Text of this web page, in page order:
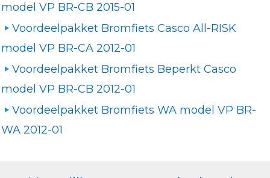
model VP BR-CB 2015-01
Voordeelpakket Bromfiets Casco All-RISK
model VP BR-CA 2012-01
Voordeelpakket Bromfiets Beperkt Casco
model VP BR-CB 2012-01
Voordeelpakket Bromfiets WA model VP BR-
WA 2012-01